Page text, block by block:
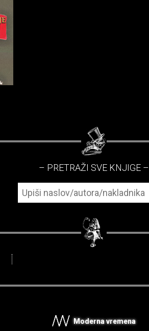
– PRETRAŽI SVE KNJIGE –
Moderna vremena